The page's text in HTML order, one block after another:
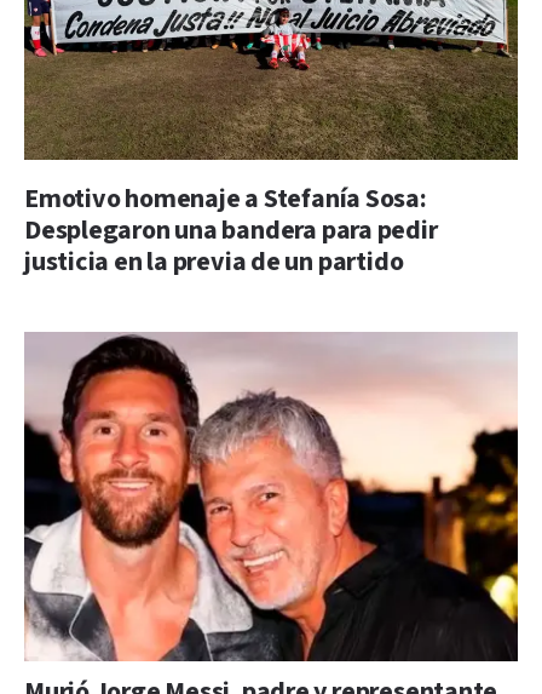
Emotivo homenaje a Stefanía Sosa:
Desplegaron una bandera para pedir
justicia en la previa de un partido